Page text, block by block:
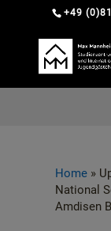
+49
Home »
National
Amdisen